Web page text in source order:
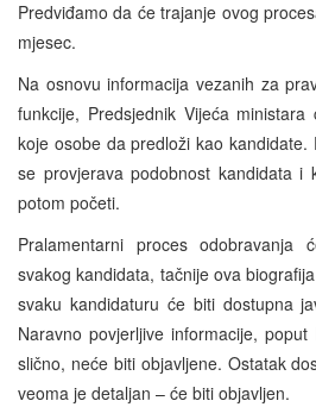
Predviđamo da će trajanje ovog
mjesec.
Na osnovu informacija vezanih za
funkcije, Predsjednik Vijeća
koje osobe da predloži kao kandidate.
se provjerava podobnost kandidata i
potom početi.
Pralamentarni proces
svakog kandidata, tačnije ova
svaku kandidaturu će biti dostupna
Naravno povjerljive informacije,
slično, neće biti objavljene. Ostatak
veoma je detaljan – će biti objavljen.